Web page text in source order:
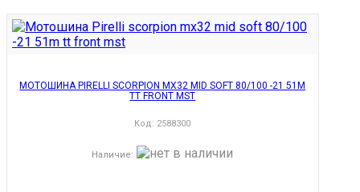
МОТОШИНА PIRELLI SCORPION MX32 MID SOFT 80/100 -21 51M
TT FRONT MST
Код: 2588300
Наличие: